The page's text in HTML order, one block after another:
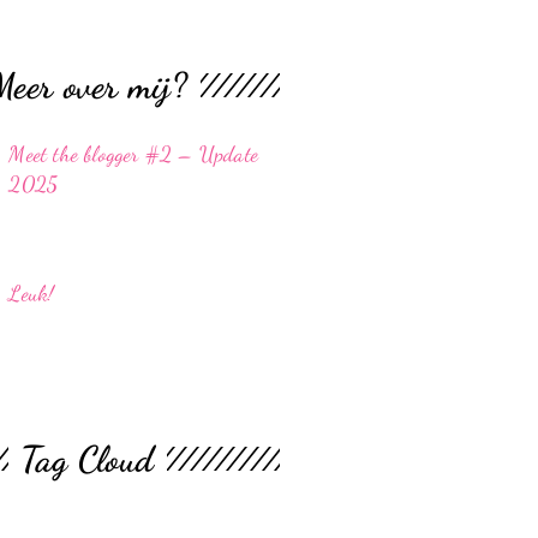
over mij?
Meet the blogger #2 – Update
2025
Leuk!
Tag Cloud